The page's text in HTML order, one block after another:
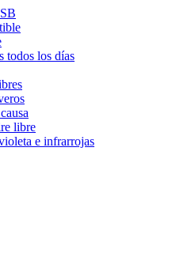
todos los días
libre
e infrarrojas